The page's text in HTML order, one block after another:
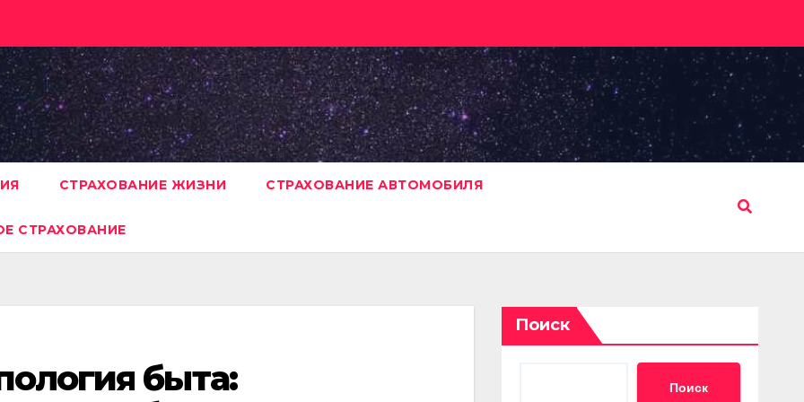
СТРАХОВАНИЕ ЖИЗНИ СТРАХОВАНИЕ АВТОМОБИЛЯ
СТРАХОВАНИЕ
быта:
Поиск
Поиск